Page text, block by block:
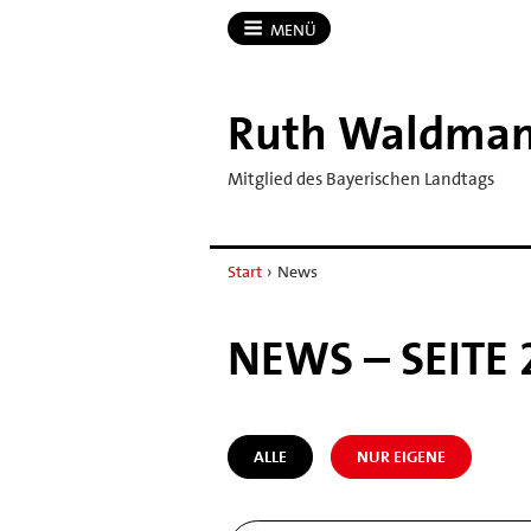
MENÜ
Ruth
Mitglied des Bayerischen Landtags
Start › News
NEWS – SEITE
ALLE NUR EIGENE